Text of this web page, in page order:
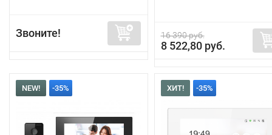
Звоните! 16 390 руб.
8 522,80 руб.
NEW! -35% ХИТ! -35%